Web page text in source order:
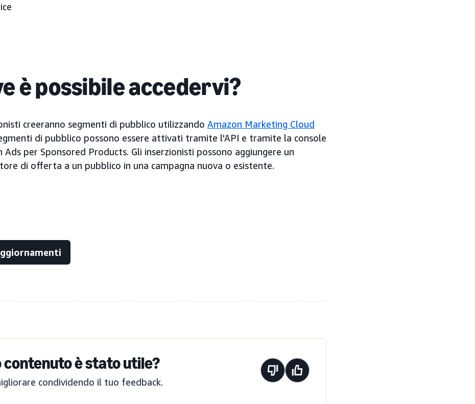
è possibile accedervi?
creeranno segmenti di pubblico utilizzando Amazon Marketing Cloud
di pubblico possono essere attivati tramite l'API e tramite la console
Ads per Sponsored Products. Gli inserzionisti possono aggiungere un
di offerta a un pubblico in una campagna nuova o esistente.
contenuto è stato utile?
condividendo il tuo feedback.